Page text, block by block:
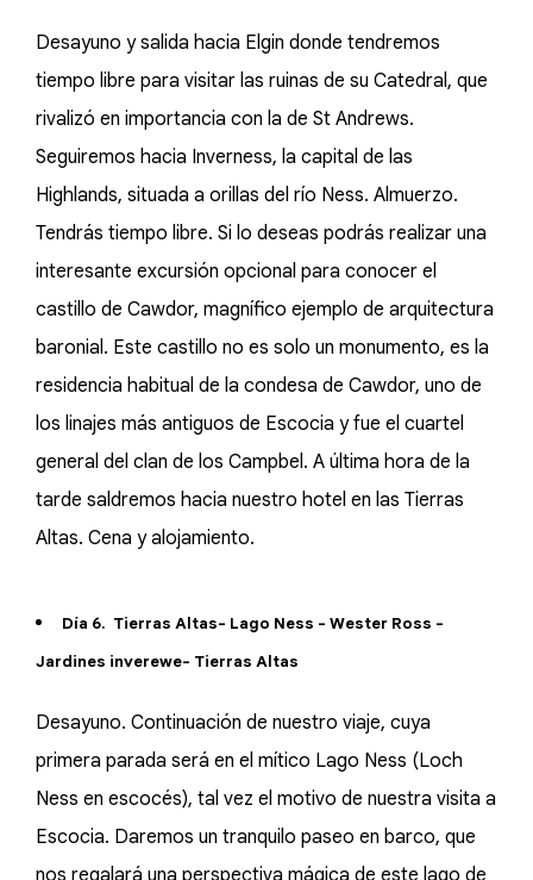
Desayuno y salida hacia Elgin donde tendremos
tiempo libre para visitar las ruinas de su Catedral, que
rivalizó en importancia con la de St Andrews.
Seguiremos hacia Inverness, la capital de las
Highlands, situada a orillas del río Ness. Almuerzo.
Tendrás tiempo libre. Si lo deseas podrás realizar una
interesante excursión opcional para conocer el
castillo de Cawdor, magnífico ejemplo de arquitectura
baronial. Este castillo no es solo un monumento, es la
residencia habitual de la condesa de Cawdor, uno de
los linajes más antiguos de Escocia y fue el cuartel
general del clan de los Campbel. A última hora de la
tarde saldremos hacia nuestro hotel en las Tierras
Altas. Cena y alojamiento.
Día 6. Tierras Altas- Lago Ness - Wester Ross -
Jardines inverewe- Tierras Altas
Desayuno. Continuación de nuestro viaje, cuya
primera parada será en el mítico Lago Ness (Loch
Ness en escocés), tal vez el motivo de nuestra visita a
Escocia. Daremos un tranquilo paseo en barco, que
nos regalará una perspectiva mágica de este lago de